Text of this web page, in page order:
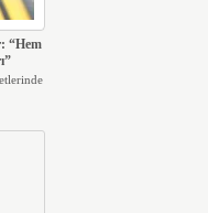
“Hem